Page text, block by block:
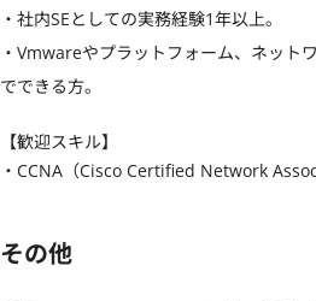
・社内SEとしての実務経験1年以上。
・Vmwareやプラットフォーム、ネット
でできる方。
【歓迎スキル】
・CCNA（Cisco Certified Network
その他